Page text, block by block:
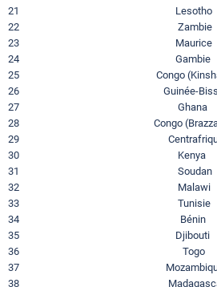
21 Lesotho
22 Zambie
23 Maurice
24 Gambie
25 Congo
26 Guinée-Bissau
27 Ghana
28 Congo
29 Centrafrique
30 Kenya
31 Soudan
32 Malawi
33 Tunisie
34 Bénin
35 Djibouti
36 Togo
37 Mozambique
38 Madagascar